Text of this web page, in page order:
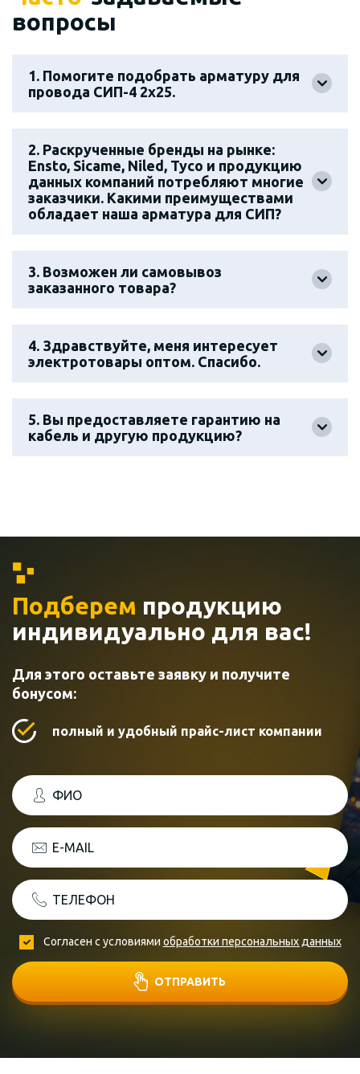
вопросы
1. Помогите подобрать арматуру для
провода СИП-4 2х25.
2. Раскрученные бренды на рынке:
Ensto, Sicame, Niled, Tyco и продукцию
данных компаний потребляют многие
заказчики. Какими преимуществами
обладает наша арматура для СИП?
3. Возможен ли самовывоз
заказанного товара?
4. Здравствуйте, меня интересует
электротовары оптом. Спасибо.
5. Вы предоставляете гарантию на
кабель и другую продукцию?
Подберем продукцию
индивидуально для вас!
Для этого оставьте заявку и получите
бонусом:
полный и удобный прайс-лист компании
ФИО
E-MAIL
ТЕЛЕФОН
Согласен с условиями обработки персональных данных
ОТПРАВИТЬ